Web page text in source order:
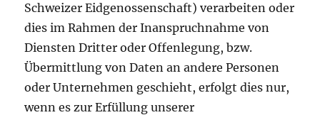
Schweizer Eidgenossenschaft) verarbeiten oder
dies im Rahmen der Inanspruchnahme von
Diensten Dritter oder Offenlegung, bzw.
Übermittlung von Daten an andere Personen
oder Unternehmen geschieht, erfolgt dies nur,
wenn es zur Erfüllung unserer